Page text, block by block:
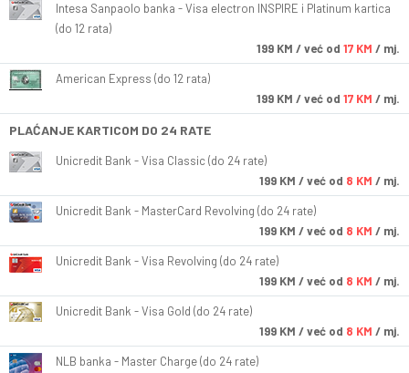
Intesa Sanpaolo banka - Visa electron INSPIRE i Platinum kartica
(do 12 rata)
199 KM / već od 17 KM / mj.
American Express (do 12 rata)
199 KM / već od 17 KM / mj.
PLAĆANJE KARTICOM DO 24 RATE
Unicredit Bank - Visa Classic (do 24 rate)
199 KM / već od 8 KM / mj.
Unicredit Bank - MasterCard Revolving (do 24 rate)
199 KM / već od 8 KM / mj.
Unicredit Bank - Visa Revolving (do 24 rate)
199 KM / već od 8 KM / mj.
Unicredit Bank - Visa Gold (do 24 rate)
199 KM / već od 8 KM / mj.
NLB banka - Master Charge (do 24 rate)